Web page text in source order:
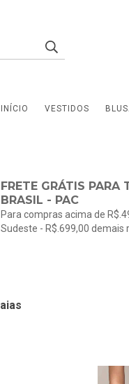
INÍCIO VESTIDOS
FRETE GRÁTIS PARA
BRASIL - PAC
Para compras acima de
Sudeste - R$.699,00 demais